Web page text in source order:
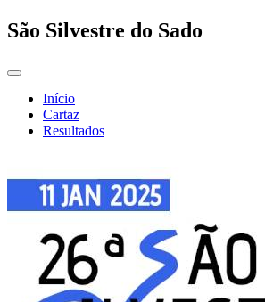
São Silvestre do Sado
Início
Cartaz
Resultados